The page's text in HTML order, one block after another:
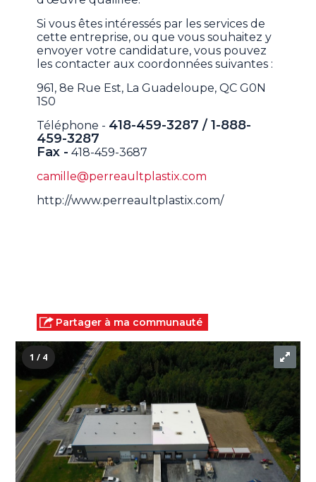
Si vous êtes intéressés par les services de
cette entreprise, ou que vous souhaitez y
envoyer votre candidature, vous pouvez
les contacter aux coordonnées suivantes :
961, 8e Rue Est, La Guadeloupe, QC G0N
1S0
Téléphone - 418-459-3287 / 1-888-
459-3287
Fax - 418-459-3687
camille@perreaultplastix.com
http://www.perreaultplastix.com/
Partager à ma communauté
1 / 4